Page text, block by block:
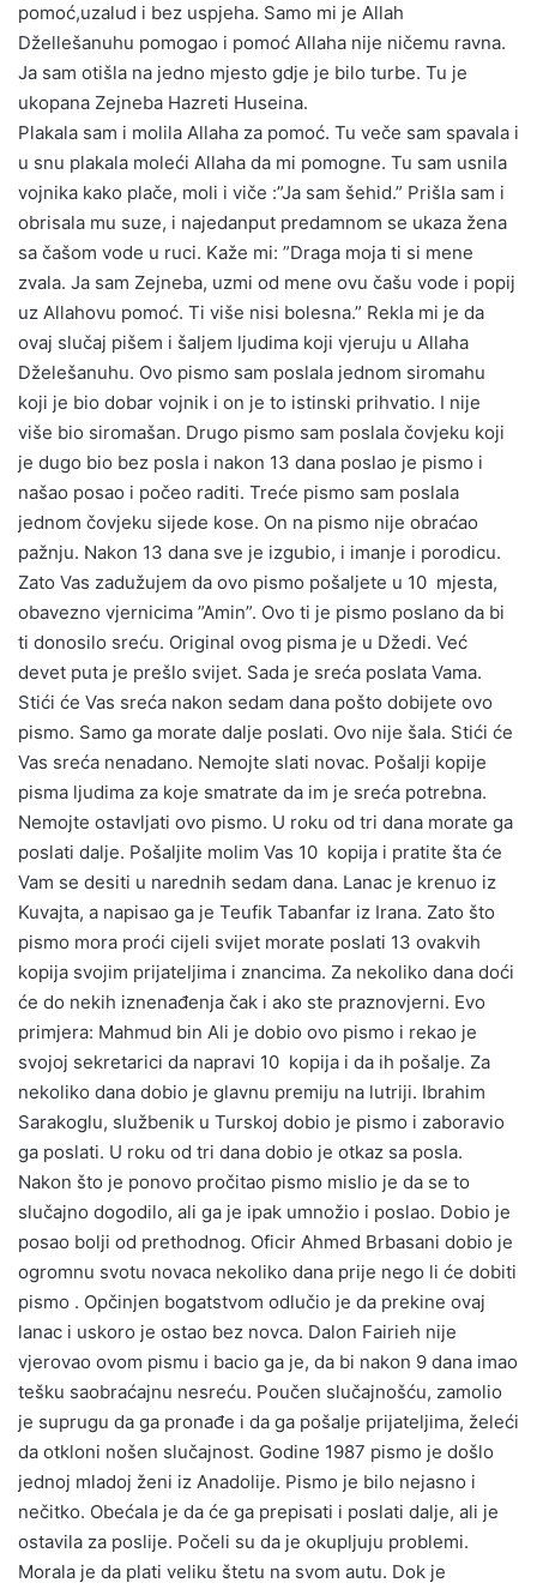
pomoć,uzalud i bez uspjeha. Samo mi je Allah
Džellešanuhu pomogao i pomoć Allaha nije ničemu ravna.
Ja sam otišla na jedno mjesto gdje je bilo turbe. Tu je
ukopana Zejneba Hazreti Huseina.
Plakala sam i molila Allaha za pomoć. Tu veče sam spavala i
u snu plakala moleći Allaha da mi pomogne. Tu sam usnila
vojnika kako plače, moli i viče :”Ja sam šehid.” Prišla sam i
obrisala mu suze, i najedanput predamnom se ukaza žena
sa čašom vode u ruci. Kaže mi: ”Draga moja ti si mene
zvala. Ja sam Zejneba, uzmi od mene ovu čašu vode i popij
uz Allahovu pomoć. Ti više nisi bolesna.” Rekla mi je da
ovaj slučaj pišem i šaljem ljudima koji vjeruju u Allaha
Dželešanuhu. Ovo pismo sam poslala jednom siromahu
koji je bio dobar vojnik i on je to istinski prihvatio. I nije
više bio siromašan. Drugo pismo sam poslala čovjeku koji
je dugo bio bez posla i nakon 13 dana poslao je pismo i
našao posao i počeo raditi. Treće pismo sam poslala
jednom čovjeku sijede kose. On na pismo nije obraćao
pažnju. Nakon 13 dana sve je izgubio, i imanje i porodicu.
Zato Vas zadužujem da ovo pismo pošaljete u 10 mjesta,
obavezno vjernicima ”Amin”. Ovo ti je pismo poslano da bi
ti donosilo sreću. Original ovog pisma je u Džedi. Već
devet puta je prešlo svijet. Sada je sreća poslata Vama.
Stići će Vas sreća nakon sedam dana pošto dobijete ovo
pismo. Samo ga morate dalje poslati. Ovo nije šala. Stići će
Vas sreća nenadano. Nemojte slati novac. Pošalji kopije
pisma ljudima za koje smatrate da im je sreća potrebna.
Nemojte ostavljati ovo pismo. U roku od tri dana morate ga
poslati dalje. Pošaljite molim Vas 10 kopija i pratite šta će
Vam se desiti u narednih sedam dana. Lanac je krenuo iz
Kuvajta, a napisao ga je Teufik Tabanfar iz Irana. Zato što
pismo mora proći cijeli svijet morate poslati 13 ovakvih
kopija svojim prijateljima i znancima. Za nekoliko dana doći
će do nekih iznenađenja čak i ako ste praznovjerni. Evo
primjera: Mahmud bin Ali je dobio ovo pismo i rekao je
svojoj sekretarici da napravi 10 kopija i da ih pošalje. Za
nekoliko dana dobio je glavnu premiju na lutriji. Ibrahim
Sarakoglu, službenik u Turskoj dobio je pismo i zaboravio
ga poslati. U roku od tri dana dobio je otkaz sa posla.
Nakon što je ponovo pročitao pismo mislio je da se to
slučajno dogodilo, ali ga je ipak umnožio i poslao. Dobio je
posao bolji od prethodnog. Oficir Ahmed Brbasani dobio je
ogromnu svotu novaca nekoliko dana prije nego li će dobiti
pismo . Opčinjen bogatstvom odlučio je da prekine ovaj
lanac i uskoro je ostao bez novca. Dalon Fairieh nije
vjerovao ovom pismu i bacio ga je, da bi nakon 9 dana imao
tešku saobraćajnu nesreću. Poučen slučajnošću, zamolio
je suprugu da ga pronađe i da ga pošalje prijateljima, želeći
da otkloni nošen slučajnost. Godine 1987 pismo je došlo
jednoj mladoj ženi iz Anadolije. Pismo je bilo nejasno i
nečitko. Obećala je da će ga prepisati i poslati dalje, ali je
ostavila za poslije. Počeli su da je okupljuju problemi.
Morala je da plati veliku štetu na svom autu. Dok je